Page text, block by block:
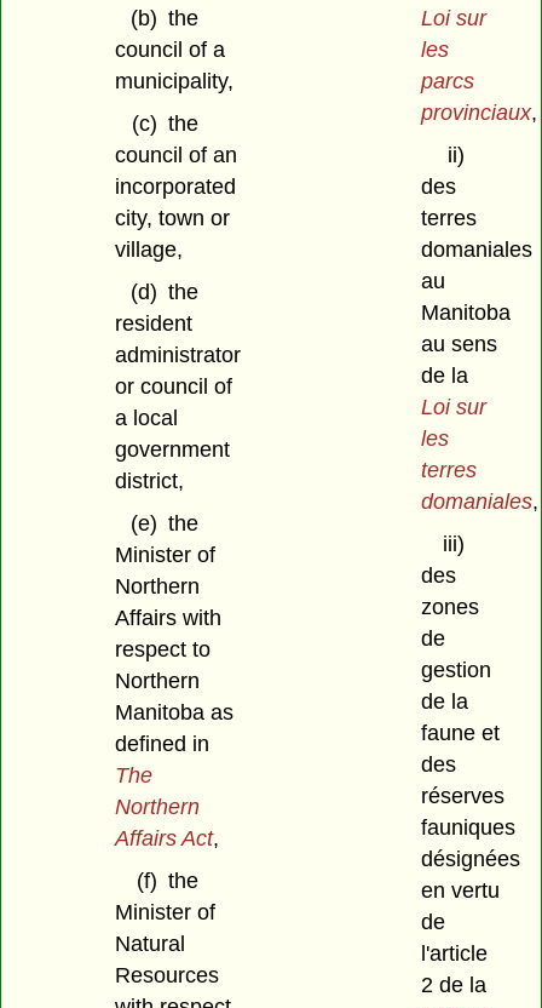
(b) the
council of a
municipality,
(c) the
council of an
incorporated
city, town or
village,
(d) the
resident
administrator
or council of
a local
government
district,
(e) the
Minister of
Northern
Affairs with
respect to
Northern
Manitoba as
defined in
The
Northern
Affairs Act,
(f) the
Minister of
Natural
Resources
Loi sur
les
parcs
provinciaux,
ii)
des
terres
domaniales
au
Manitoba
au sens
de la
Loi sur
les
terres
domaniales,
iii)
des
zones
de
gestion
de la
faune et
des
réserves
fauniques
désignées
en vertu
de
l'article
2 de la